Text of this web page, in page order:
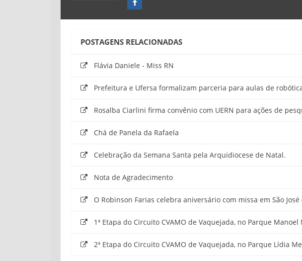
POSTAGENS RELACIONADAS
Flávia Daniele - Miss RN
Prefeitura e Ufersa formalizam parceria para aulas de
Rosalba Ciarlini firma convênio com UERN para ações de
Chá de Panela da Rafaela
Celebração da Semana Santa pela Arquidiocese de Natal.
Nota de Agradecimento
O Robinson Farias celebra aniversário com missa em São
1ª Etapa do Circuito CVAMO de Vaquejada, no Parque
2ª Etapa do Circuito CVAMO de Vaquejada, no Parque Lídia